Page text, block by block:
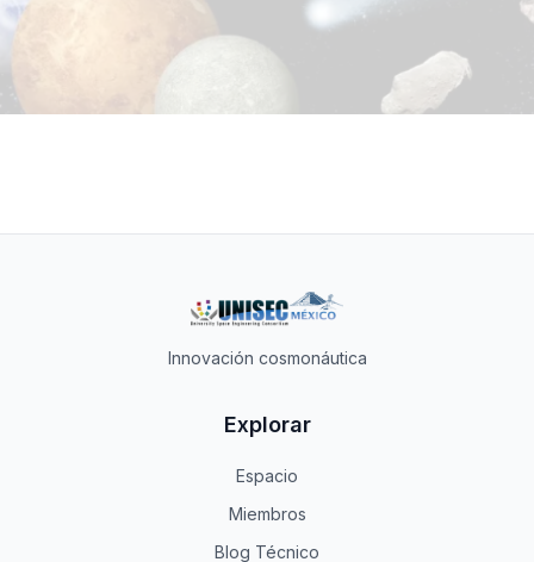
Innovación cosmonáutica
Explorar
Espacio
Miembros
Blog Técnico